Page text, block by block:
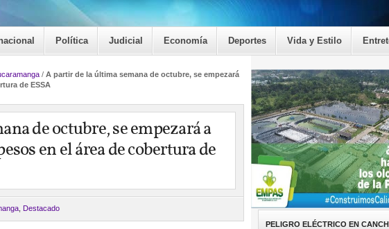
Política Judicial Economía Deportes Vida y Estilo
/ A partir de la última semana de octubre, se empezará
de ESSA
de octubre, se empezará a
en el área de cobertura de
Destacado
PELIGRO ELÉCTRICO EN